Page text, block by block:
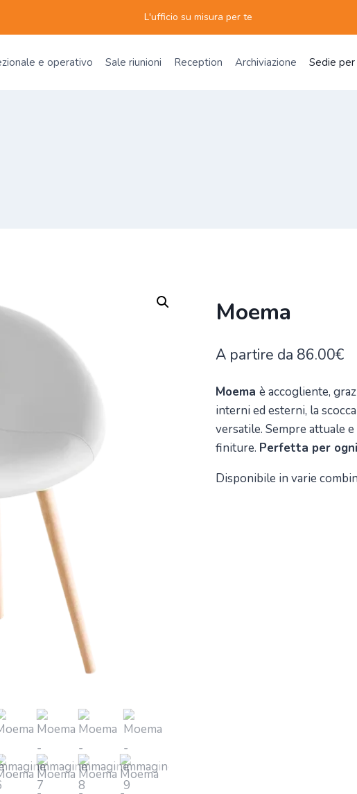
L'ufficio su misura per te
e operativo Sale riunioni Reception Archiviazione Sedie
Moema
A partire da 86.00€
Moema è accogliente,
interni ed esterni, la
versatile. Sempre attuale
finiture. Perfetta per
Disponibile in varie